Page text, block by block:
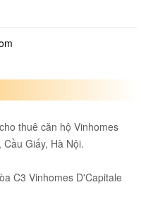
thuê căn hộ Vinhomes
Giấy, Hà Nội.
C3 Vinhomes D'Capitale